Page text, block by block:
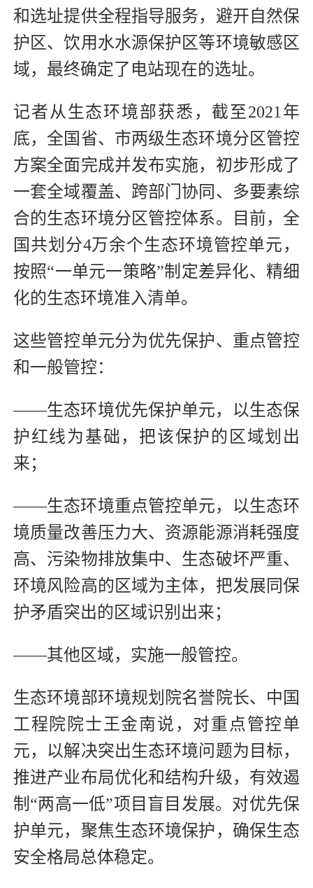
和选址提供全程指导服务，避开自然保
护区、饮用水水源保护区等环境敏感区
域，最终确定了电站现在的选址。
记者从生态环境部获悉，截至2021年
底，全国省、市两级生态环境分区管控
方案全面完成并发布实施，初步形成了
一套全域覆盖、跨部门协同、多要素综
合的生态环境分区管控体系。目前，全
国共划分4万余个生态环境管控单元，
按照“一单元一策略”制定差异化、精细
化的生态环境准入清单。
这些管控单元分为优先保护、重点管控
和一般管控：
——生态环境优先保护单元，以生态保
护红线为基础，把该保护的区域划出
来；
——生态环境重点管控单元，以生态环
境质量改善压力大、资源能源消耗强度
高、污染物排放集中、生态破坏严重、
环境风险高的区域为主体，把发展同保
护矛盾突出的区域识别出来；
——其他区域，实施一般管控。
生态环境部环境规划院名誉院长、中国
工程院院士王金南说，对重点管控单
元，以解决突出生态环境问题为目标，
推进产业布局优化和结构升级，有效遏
制“两高一低”项目盲目发展。对优先保
护单元，聚焦生态环境保护，确保生态
安全格局总体稳定。